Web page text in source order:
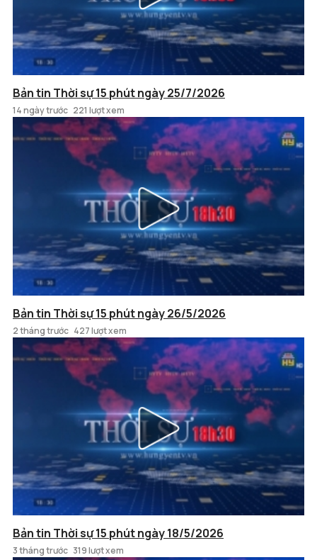
Bản tin Thời sự 15 phút ngày 25/7/2026
14 ngày trước 221 lượt xem
Bản tin Thời sự 15 phút ngày 26/5/2026
2 tháng trước 427 lượt xem
Bản tin Thời sự 15 phút ngày 18/5/2026
3 tháng trước 319 lượt xem